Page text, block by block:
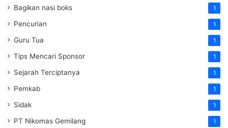
Bagikan nasi boks 1
Pencurian 1
Guru Tua 1
Tips Mencari Sponsor 1
Sejarah Terciptanya 1
Pemkab 1
Sidak 1
PT Nikomas Gemilang 1